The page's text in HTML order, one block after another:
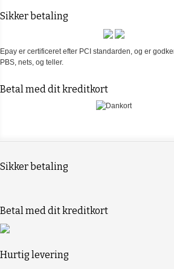
Sikker betaling
Epay er certificeret efter PCI standarden, og er
PBS, nets, og teller.
Betal med dit kreditkort
Sikker betaling
Betal med dit kreditkort
Hurtig levering